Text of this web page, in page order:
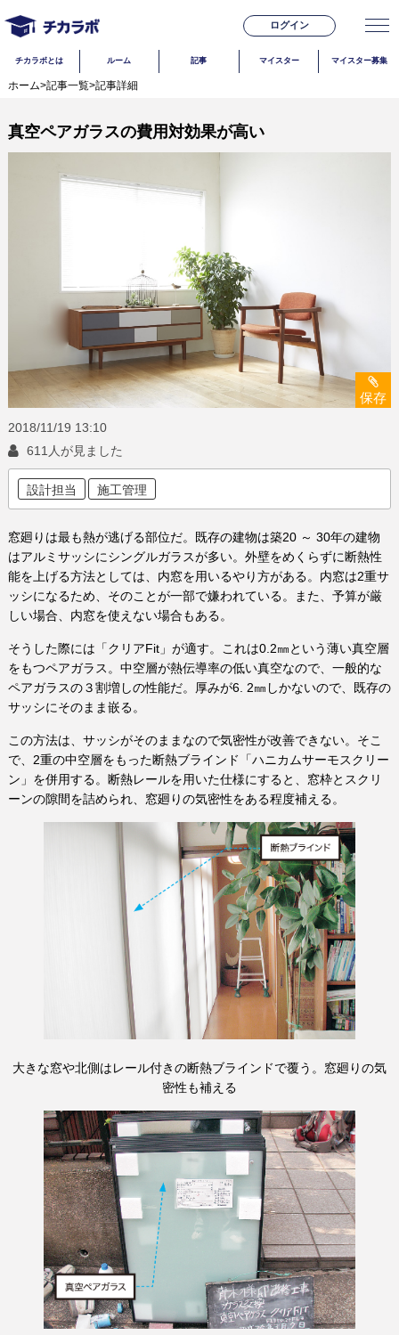
ログイン
チカラボとは ルーム 記事 マイスター マイスター募集
ホーム>記事一覧>記事詳細
真空ペアガラスの費用対効果が高い
保存
2018/11/19 13:10
611人が見ました
設計担当 施工管理
窓廻りは最も熱が逃げる部位だ。既存の建物は築20 ～ 30年の建物
はアルミサッシにシングルガラスが多い。外壁をめくらずに断熱性
能を上げる方法としては、内窓を用いるやり方がある。内窓は2重サ
ッシになるため、そのことが一部で嫌われている。また、予算が厳
しい場合、内窓を使えない場合もある。
そうした際には「クリアFit」が適す。これは0.2㎜という薄い真空層
をもつペアガラス。中空層が熱伝導率の低い真空なので、一般的な
ペアガラスの３割増しの性能だ。厚みが6. 2㎜しかないので、既存の
サッシにそのまま嵌る。
この方法は、サッシがそのままなので気密性が改善できない。そこ
で、2重の中空層をもった断熱ブラインド「ハニカムサーモスクリー
ン」を併用する。断熱レールを用いた仕様にすると、窓枠とスクリ
ーンの隙間を詰められ、窓廻りの気密性をある程度補える。
大きな窓や北側はレール付きの断熱ブラインドで覆う。窓廻りの気
密性も補える